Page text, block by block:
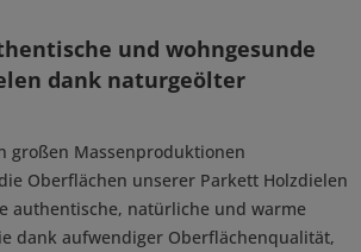
und wohngesunde
dank naturgeölter
großen Massenproduktionen
Oberflächen unserer Parkett Holzdielen
authentische, natürliche und warme
dank aufwendiger Oberflächenqualität,